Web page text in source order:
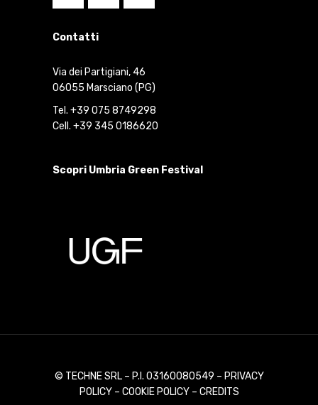
Contatti
Via dei Partigiani, 46
06055 Marsciano (PG)
Tel. +39 075 8749298
Cell. +39 345 0186620
Scopri Umbria Green Festival
© TECHNE SRL – P.I. 03160080549 – PRIVACY
POLICY – COOKIE POLICY– CREDITS